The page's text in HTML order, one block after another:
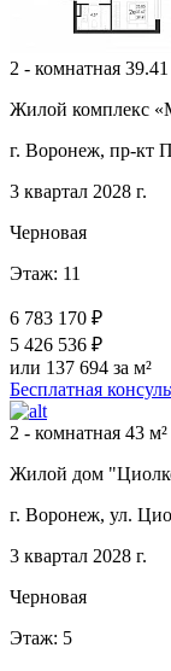
2 - комнатная
Жилой комплекс
г. Воронеж, пр-кт
3 квартал 2028 г.
Черновая
Этаж: 11
6 783 170 ₽
5 426 536 ₽
или 137 694 за м²
Бесплатная
2 - комнатная 43 м²
Жилой дом
г. Воронеж, ул.
3 квартал 2028 г.
Черновая
Этаж: 5